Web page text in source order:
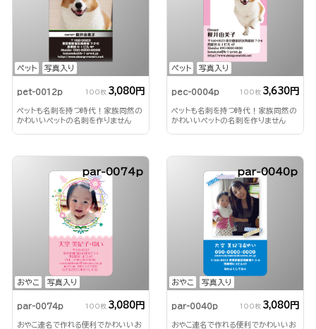
ペット 写真入り
pet-0012p 100枚 3,080円
ペットも名刺を持つ時代！家族同然の
かわいいペットの名刺を作りません
ペット 写真入り
pec-0004p 100枚 3,630円
ペットも名刺を持つ時代！家族同然の
かわいいペットの名刺を作りません
おやこ 写真入り
par-0074p
par-0074p 100枚 3,080円
おやこ連名で作れる便利でかわいいお
おやこ 写真入り
par-0040p
par-0040p 100枚 3,080円
おやこ連名で作れる便利でかわいいお